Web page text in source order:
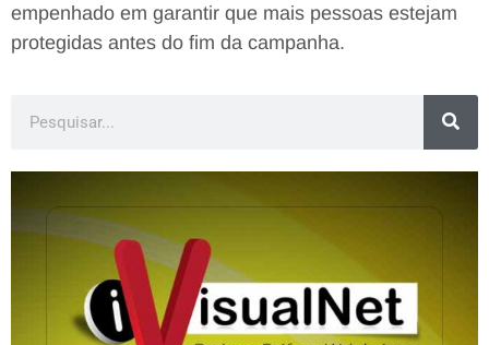
empenhado em garantir que mais pessoas estejam
protegidas antes do fim da campanha.